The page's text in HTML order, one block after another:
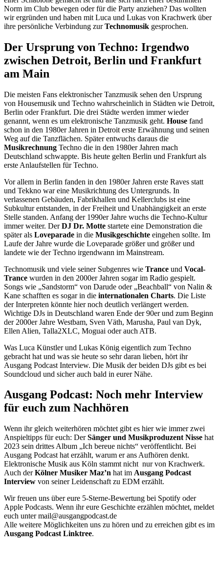
Norm im Club bewegen oder für die Party anziehen? Das wollten
wir ergründen und haben mit Luca und Lukas von Krachwerk über
ihre persönliche Verbindung zurTechnomusik gesprochen.
Der Ursprung von Techno: Irgendwo
zwischen Detroit, Berlin und Frankfurt
am Main
Die meisten Fans elektronischer Tanzmusik sehen den Ursprung
von Housemusik und Techno wahrscheinlich in Städten wie Detroit,
Berlin oder Frankfurt. Die drei Städte werden immer wieder
genannt, wenn es um elektronische Tanzmusik geht. House fand
schon in den 1980er Jahren in Detroit erste Erwähnung und seinen
Weg auf die Tanzflächen. Später entwuchs daraus die
Musikrechnung Techno die in den 1980er Jahren mach
Deutschland schwappte. Bis heute gelten Berlin und Frankfurt als
erste Anlaufstellen für Techno.
Vor allem in Berlin fanden in den 1980er Jahren erste Raves statt
und Tekkno war eine Musikrichtung des Untergrunds. In
verlassenen Gebäuden, Fabrikhallen und Kellerclubs ist eine
Subkultur entstanden, in der Freiheit und Unabhängigkeit an erste
Stelle standen. Anfang der 1990er Jahre wuchs die Techno-Kultur
immer weiter. DerDJ Dr. Motte startete eine Demonstration die
später als Loveparade in die Musikgeschichte eingehen sollte. Im
Laufe der Jahre wurde die Loveparade größer und größer und
landete wie der Techno irgendwann im Mainstream.
Technomusik und viele seiner Subgenres wie Trance und Vocal-
Trance wurden in den 2000er Jahren sogar im Radio gespielt.
Songs wie „Sandstorm“ von Darude oder „Beachball“ von Nalin &
Kane schafften es sogar in die internationalen Charts. Die Liste
der Interpreten könnte hier noch deutlich verlängert werden.
Wichtige DJs in Deutschland waren Ende der 90er und zum Beginn
der 2000er Jahre Westbam, Sven Väth, Marusha, Paul van Dyk,
Ellen Alien, Talla2XLC, Moguai oder auch ATB.
Was Luca Künstler und Lukas König eigentlich zum Techno
gebracht hat und was sie heute so sehr daran lieben, hört ihr
Ausgang Podcast Interview. Die Musik der beiden DJs gibt es bei
Soundcloud und sicher auch bald in eurer Nähe.
Ausgang Podcast: Noch mehr Interview
für euch zum Nachhören
Wenn ihr gleich weiterhören möchtet gibt es hier wie immer zwei
Anspieltipps für euch: DerSänger und Musikproduzent Nisse hat
2023 sein drittes Album „Ich bereue nichts“ veröffentlicht. Bei
Ausgang Podcast hat erzählt, warum er ans Aufhören denkt.
Elektronische Musik aus Köln stammt nicht nur von Krachwerk.
Auch derKölner Musiker Maz’n hat im Ausgang Podcast
Interview von seiner Leidenschaft zu EDM erzählt.
Wir freuen uns über eure 5-Sterne-Bewertung bei Spotify oder
Apple Podcasts. Wenn ihr eure Geschichte erzählen möchtet, meldet
euch unter mail@ausgangpodcast.de
Alle weitere Möglichkeiten uns zu hören und zu erreichen gibt es im
Ausgang Podcast Linktree.